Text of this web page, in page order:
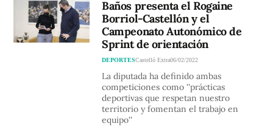
Baños presenta el Rogaine
Borriol-Castellón y el
Campeonato Autonómico de
Sprint de orientación
DEPORTESCastelló Extra06/02/2022
La diputada ha definido ambas
competiciones como ''prácticas
deportivas que respetan nuestro
territorio y fomentan el trabajo en
equipo''